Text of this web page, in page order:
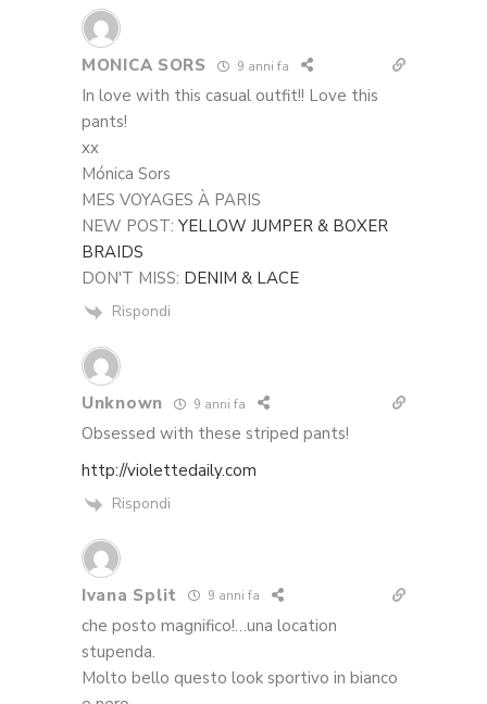
MONICA SORS 9 anni fa
In love with this casual outfit!! Love this
pants!
xx
Mónica Sors
MES VOYAGES À PARIS
NEW POST: YELLOW JUMPER & BOXER
BRAIDS
DON'T MISS: DENIM & LACE
Rispondi
Unknown 9 anni fa
Obsessed with these striped pants!
http://violettedaily.com
Rispondi
Ivana Split 9 anni fa
che posto magnifico!…una location
stupenda.
Molto bello questo look sportivo in bianco